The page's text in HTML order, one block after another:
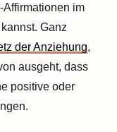
im
Ganz
der Anziehung,
ausgeht, dass
positive oder